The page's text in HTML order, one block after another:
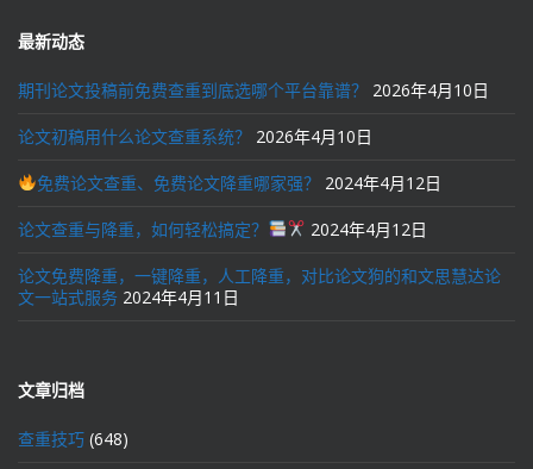
最新动态
期刊论文投稿前免费查重到底选哪个平台靠谱？ 2026年4月10日
论文初稿用什么论文查重系统？ 2026年4月10日
免费论文查重、免费论文降重哪家强？ 2024年4月12日
论文查重与降重，如何轻松搞定？ 2024年4月12日
论文免费降重，一键降重，人工降重，对比论文狗的和文思慧达论
文一站式服务 2024年4月11日
文章归档
查重技巧 (648)